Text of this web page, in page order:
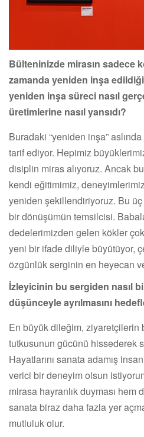
Bülteninizde mirasın sadece
zamanda yeniden inşa
yeniden inşa süreci nasıl
üretimlerine nasıl yansıdı?
Buradaki “yeniden inşa”
tarif ediyor. Hepimiz
disiplin miras alıyoruz. Ancak
kendi eğitimimiz,
yeniden şekillendiriyoruz. Bu
bir dönüşümün temsilcisi.
dedelerimizden gelen kökler
yeni bir ifade diliyle büyütüyor,
özgünlük serginin en heyecan
İzleyicinin bu sergiden nasıl
düşünceyle ayrılmasını
En büyük dileğim, ziyaretçilerin
tutkusunun gücünü hissederek
Hayatlarını sanata adamış
verici bir deneyim olsun
mirasa hayranlık duyması hem
sanata biraz daha fazla yer
mutluluk olur.